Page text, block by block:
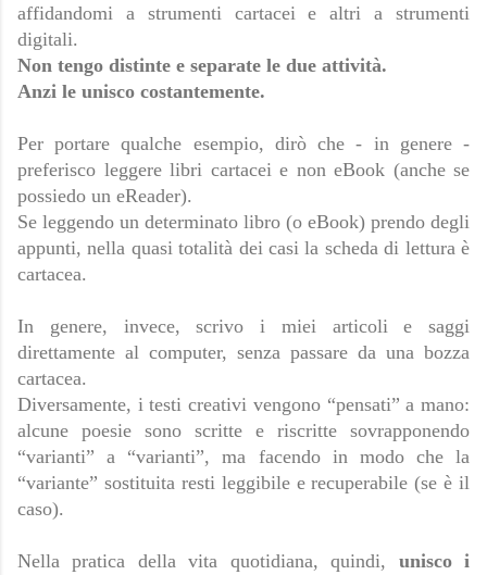
affidandomi a strumenti cartacei e altri a strumenti
digitali.
Non tengo distinte e separate le due attività.
Anzi le unisco costantemente.
Per portare qualche esempio, dirò che - in genere -
preferisco leggere libri cartacei e non eBook (anche se
possiedo un eReader).
Se leggendo un determinato libro (o eBook) prendo degli
appunti, nella quasi totalità dei casi la scheda di lettura è
cartacea.
In genere, invece, scrivo i miei articoli e saggi
direttamente al computer, senza passare da una bozza
cartacea.
Diversamente, i testi creativi vengono “pensati” a mano:
alcune poesie sono scritte e riscritte sovrapponendo
“varianti” a “varianti”, ma facendo in modo che la
“variante” sostituita resti leggibile e recuperabile (se è il
caso).
Nella pratica della vita quotidiana, quindi, unisco i